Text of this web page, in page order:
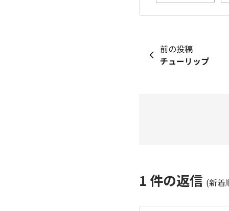
前の投稿
チューリップ
1 件の返信 (新着